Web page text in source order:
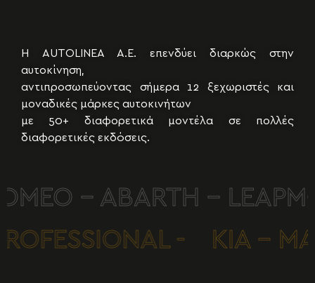
Η AUTOLINEA A.E. επενδύει διαρκώς στην
αυτοκίνηση,
αντιπροσωπεύοντας σήμερα 12 ξεχωριστές και
μοναδικές μάρκες αυτοκινήτων
με 50+ διαφορετικά μοντέλα σε πολλές
διαφορετικές εκδόσεις.
- ABARTH -
KIA -
-